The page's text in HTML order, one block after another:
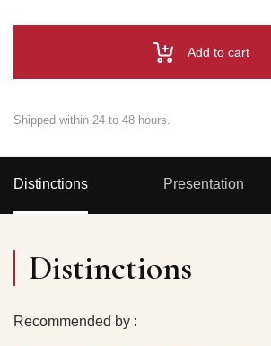
Add to cart
Shipped within 24 to 48 hours.
Distinctions Presentation
Distinctions
Recommended by :